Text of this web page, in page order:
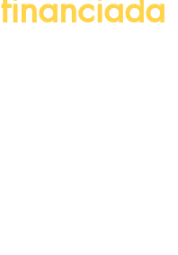
financiada